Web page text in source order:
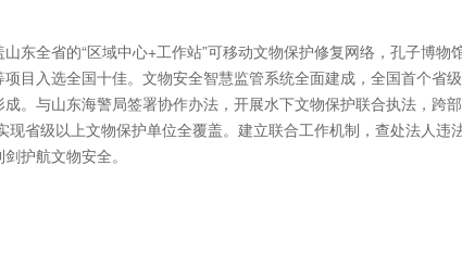
东全省的“区域中心+工作站”可移动文物保护修复网络，孔子博物
目入选全国十佳。文物安全智慧监管系统全面建成，全国首个省
。与山东海警局签署协作办法，开展水下文物保护联合执法，跨部
省级以上文物保护单位全覆盖。建立联合工作机制，查处法人违
护航文物安全。